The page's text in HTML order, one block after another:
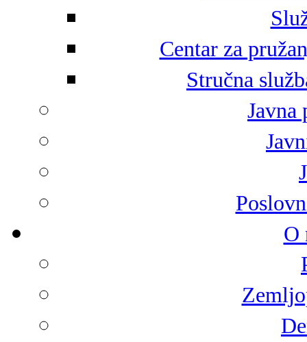
Centar za
Stručna
Javna
O